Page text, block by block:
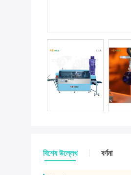
বিশেষ উল্লেখ বর্ণনা